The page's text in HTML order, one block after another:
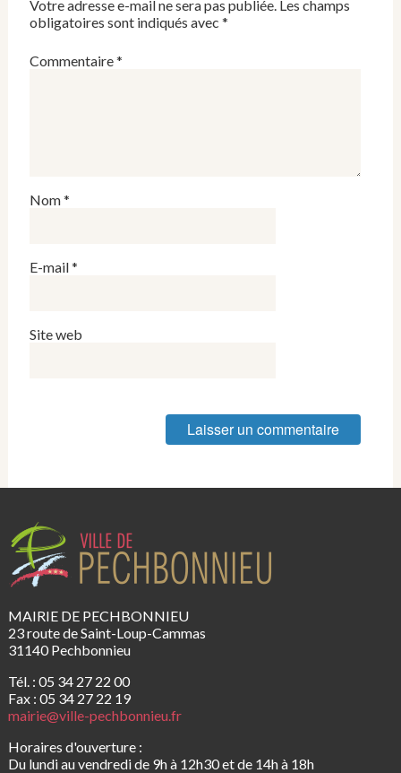
Votre adresse e-mail ne sera pas publiée. Les champs
obligatoires sont indiqués avec *
Commentaire*
Nom*
E-mail*
Site web
MAIRIE DE PECHBONNIEU
23 route de Saint-Loup-Cammas
31140 Pechbonnieu
Tél. : 05 34 27 22 00
Fax : 05 34 27 22 19
mairie@ville-pechbonnieu.fr
Horaires d'ouverture :
Du lundi au vendredi de 9h à 12h30 et de 14h à 18h